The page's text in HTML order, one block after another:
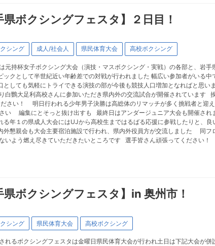
県ボクシングフェスタ】２日目！
シング 成人/社会人 県民体育大会 高校ボクシング
元持杯女子ボクシング大会（演技・マスボクシング・実戦）の各部と、岩
クとして半世紀近い年齢差での対戦が行われました 幅広い参加者がいる
としても気軽にトライできる演技の部が今後も競技人口増加となればと
白鸚大足利高校さんに参加いただき県内外の交流試合が開催されていま
さい！ 明日行われる少年男子決勝は高総体のリマッチが多く挑戦者と迎
い 編集にとそっと抜け出すも 最終日はアンダージュニア大会も開催され
年１の県成人大会にはUJから高校生まではるばる応援に参戦したりと、
親会も大会主要宿泊施設で行われ、県内外役員方が交流しました 同フ
いよう燃え尽きていただきたいところです 選手皆さん頑張ってください！
県ボクシングフェスタ】in 奥州市！
シング 県民体育大会 高校ボクシング
れるボクシングフェスタは金曜日県民体育大会が行われ土日は下記大会が